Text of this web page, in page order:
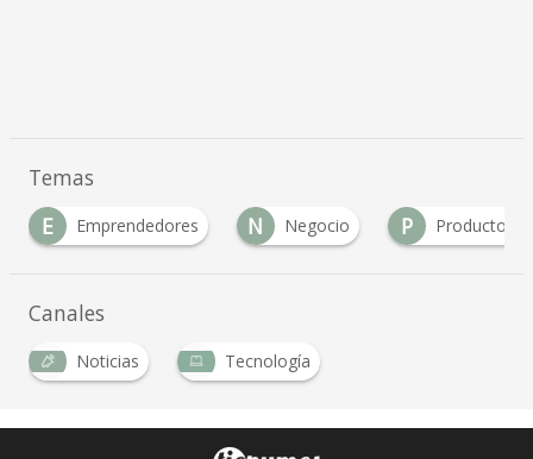
Temas
E
Emprendedores N Negocio P Productos
Canales
Noticias Tecnología